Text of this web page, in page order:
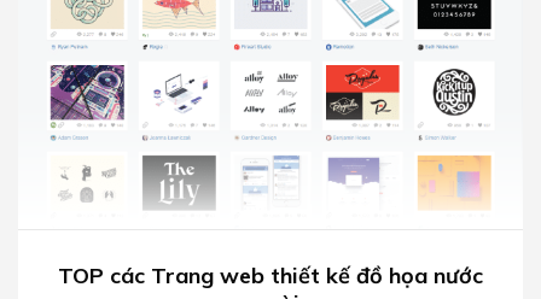
TOP các Trang web thiết kế đồ họa nước